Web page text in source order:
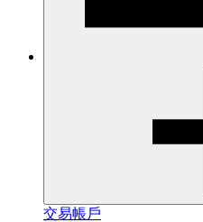
交易帳戶